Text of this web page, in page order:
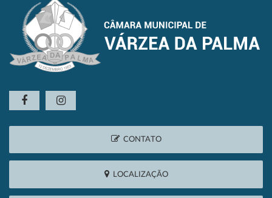
CONTATO
LOCALIZAÇÃO